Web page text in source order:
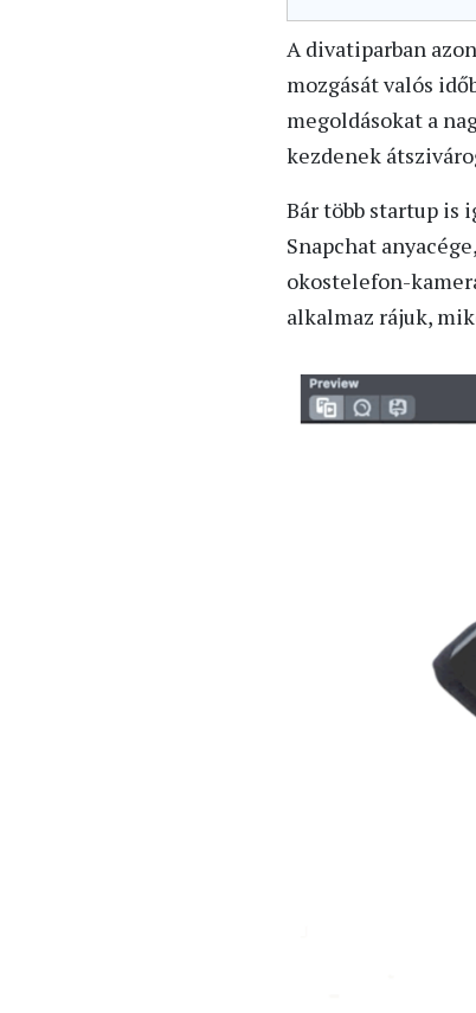
A divatiparban
mozgását valós
megoldásokat a
kezdenek
Bár több startup is
Snapchat
okostelefon-
alkalmaz rájuk,